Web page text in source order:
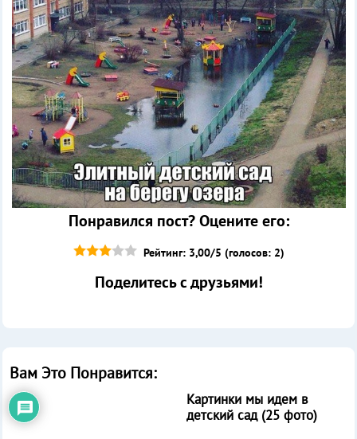
Понравился пост? Оцените его:
Рейтинг: 3,00/5 (голосов: 2)
Поделитесь с друзьями!
Вам Это Понравится:
Картинки мы идем в
детский сад (25 фото)